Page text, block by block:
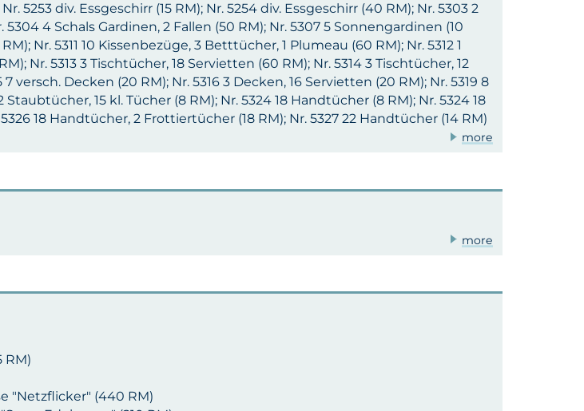
5253 div. Essgeschirr (15 RM); Nr. 5254 div. Essgeschirr (40 RM); Nr. 5303 2
5304 4 Schals Gardinen, 2 Fallen (50 RM); Nr. 5307 5 Sonnengardinen (10
Nr. 5311 10 Kissenbezüge, 3 Betttücher, 1 Plumeau (60 RM); Nr. 5312 1
Nr. 5313 3 Tischtücher, 18 Servietten (60 RM); Nr. 5314 3 Tischtücher, 12
versch. Decken (20 RM); Nr. 5316 3 Decken, 16 Servietten (20 RM); Nr. 5319 8
Staubtücher, 15 kl. Tücher (8 RM); Nr. 5324 18 Handtücher (8 RM); Nr. 5324 18
18 Handtücher, 2 Frottiertücher (18 RM); Nr. 5327 22 Handtücher (14 RM)
more
more
RM)
"Netzflicker" (440 RM)